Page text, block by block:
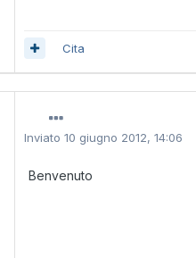
Cita
Inviato10 giugno 2012, 14:06
Benvenuto